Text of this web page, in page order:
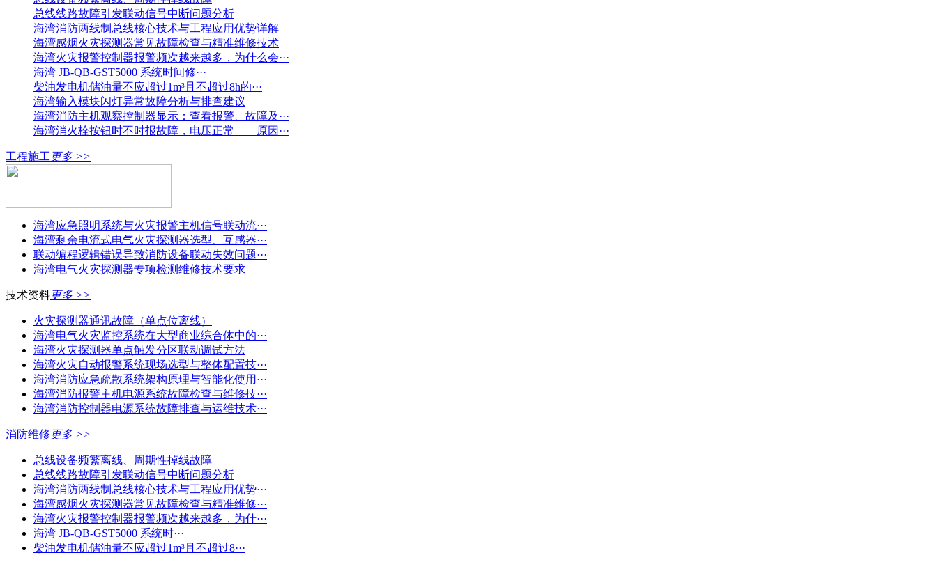
总线线路故障引发联动信号中断问题分析
海湾消防两线制总线核心技术与工程应用优势详解
海湾感烟火灾探测器常见故障检查与精准维修技术
海湾火灾报警控制器报警频次越来越多，为什么会···
海湾 JB-QB-GST5000 系统时间修···
柴油发电机储油量不应超过1m³且不超过8h的···
海湾输入模块闪灯异常故障分析与排查建议
海湾消防主机观察控制器显示：查看报警、故障及···
海湾消火栓按钮时不时报故障，电压正常——原因···
工程施工 更多 >>
海湾应急照明系统与火灾报警主机信号联动流···
海湾剩余电流式电气火灾探测器选型、互感器···
联动编程逻辑错误导致消防设备联动失效问题···
海湾电气火灾探测器专项检测维修技术要求
技术资料更多 >>
火灾探测器通讯故障（单点位离线）
海湾电气火灾监控系统在大型商业综合体中的···
海湾火灾探测器单点触发分区联动调试方法
海湾火灾自动报警系统现场选型与整体配置技···
海湾消防应急疏散系统架构原理与智能化使用···
海湾消防报警主机电源系统故障检查与维修技···
海湾消防控制器电源系统故障排查与运维技术···
消防维修 更多 >>
总线设备频繁离线、周期性掉线故障
总线线路故障引发联动信号中断问题分析
海湾消防两线制总线核心技术与工程应用优势···
海湾感烟火灾探测器常见故障检查与精准维修···
海湾火灾报警控制器报警频次越来越多，为什···
海湾 JB-QB-GST5000 系统时···
柴油发电机储油量不应超过1m³且不超过8···